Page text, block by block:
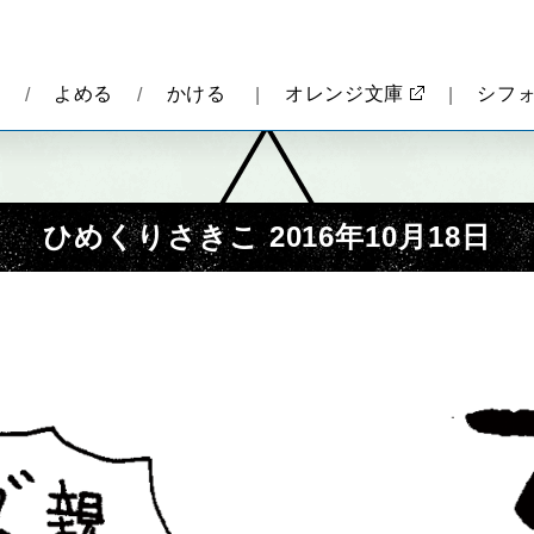
よめる かける オレンジ文庫 シフ
ひめくりさきこ 2016年10月18日